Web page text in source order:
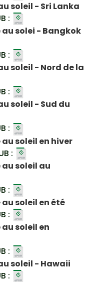
soleil - Sri Lanka
:
solei - Bangkok
:
soleil - Nord de la
:
soleil - Sud du
:
soleil en hiver
:
soleil au
:
soleil en été
:
soleil en
:
soleil - Hawaii
: